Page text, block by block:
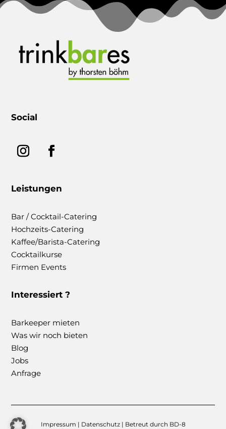
Social
Leistungen
Bar / Cocktail-Catering
Hochzeits-Catering
Kaffee/Barista-Catering
Cocktailkurse
Firmen Events
Interessiert ?
Barkeeper mieten
Was wir noch bieten
Blog
Jobs
Anfrage
Impressum | Datenschutz| Betreut durch BD-8